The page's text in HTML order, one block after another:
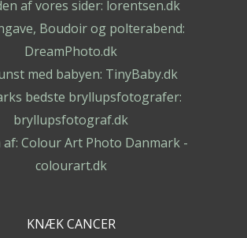
af vores sider: lorentsen.dk
Boudoir og polterabend:
DreamPhoto.dk
med babyen: TinyBaby.dk
bedste bryllupsfotografer:
bryllupsfotograf.dk
af: Colour Art Photo Danmark -
colourart.dk
KNÆK CANCER